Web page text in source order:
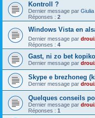
Kontroll ?
Dernier message par Giulia
Réponses : 2
Windows Vista en
Dernier message par
Réponses : 4
Gast, ni zo bet
Dernier message par
Skype e brezhoneg
Dernier message par
Quelques conseils
Dernier message par
Réponses : 1